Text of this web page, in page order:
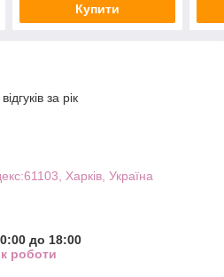
Купити
за рік
Харків, Україна
до 18:00
роботи